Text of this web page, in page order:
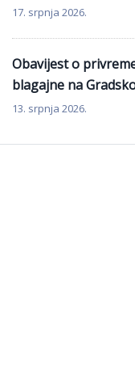
17. srpnja 2026.
Obavijest o
blagajne na
13. srpnja 2026.